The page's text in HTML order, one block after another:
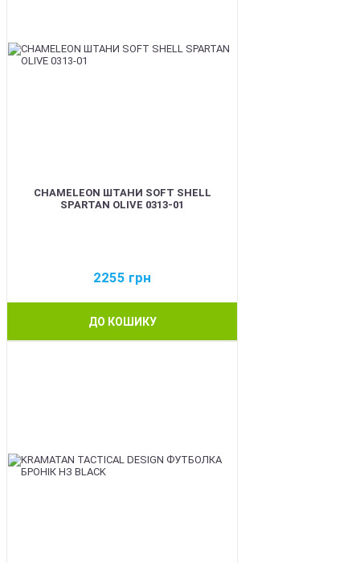
CHAMELEON ШТАНИ SOFT SHELL
SPARTAN OLIVE 0313-01
2255 грн
ДО КОШИКУ